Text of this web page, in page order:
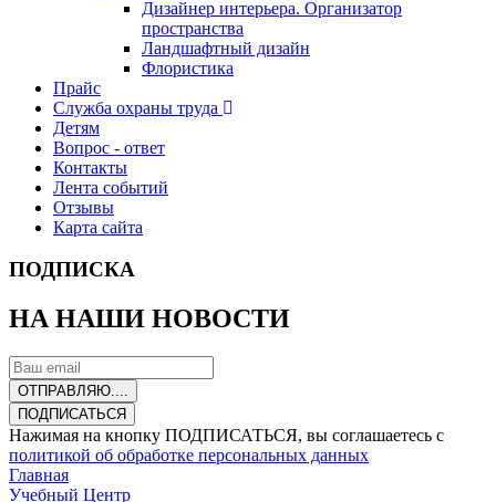
Дизайнер интерьера. Организатор
пространства
Ландшафтный дизайн
Флористика
Прайс
Служба охраны труда
Детям
Вопрос - ответ
Контакты
Лента событий
Отзывы
Карта сайта
ПОДПИСКА
НА НАШИ НОВОСТИ
ОТПРАВЛЯЮ....
ПОДПИСАТЬСЯ
Нажимая на кнопку ПОДПИСАТЬСЯ, вы соглашаетесь с
политикой об обработке персональных данных
Главная
Учебный Центр